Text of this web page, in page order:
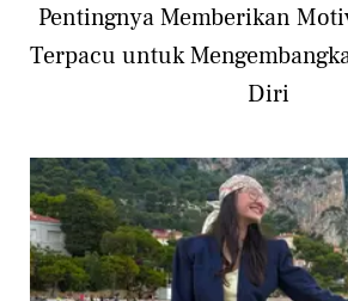
Pentingnya Memberikan
Terpacu untuk
Diri